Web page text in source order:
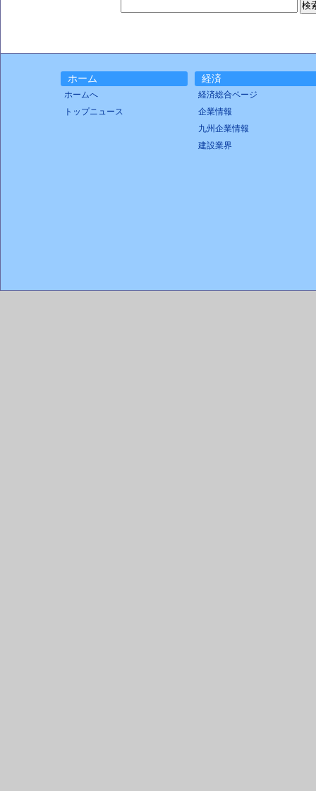
ホーム
ホームへ
トップニュース
経済
経済総合ページ
企業情報
九州企業情報
建設業界